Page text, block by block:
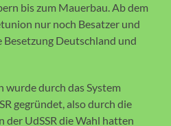
bis zum Mauerbau. Ab dem
nur noch Besatzer und
Deutschland und
wurde durch das System
gegründet, also durch die
der UdSSR die Wahl hatten